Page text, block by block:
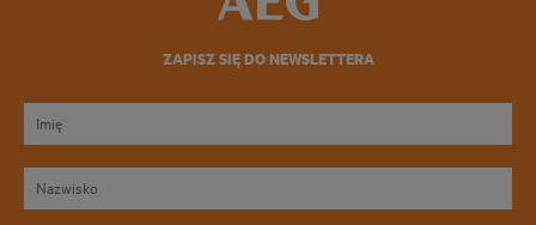
ZAPISZ SIĘ DO NEWSLETTERA